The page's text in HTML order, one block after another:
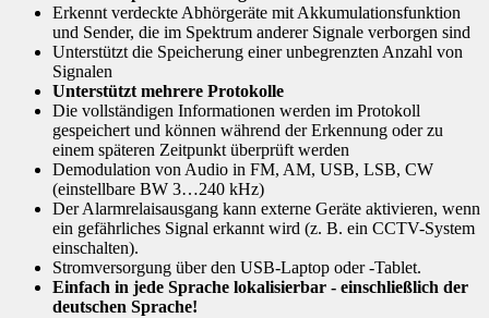
Erkennt verdeckte Abhörgeräte mit Akkumulationsfunktion
und Sender, die im Spektrum anderer Signale verborgen sind
Unterstützt die Speicherung einer unbegrenzten Anzahl von
Signalen
Unterstützt mehrere Protokolle
Die vollständigen Informationen werden im Protokoll
gespeichert und können während der Erkennung oder zu
einem späteren Zeitpunkt überprüft werden
Demodulation von Audio in FM, AM, USB, LSB, CW
(einstellbare BW 3…240 kHz)
Der Alarmrelaisausgang kann externe Geräte aktivieren, wenn
ein gefährliches Signal erkannt wird (z. B. ein CCTV-System
einschalten).
Stromversorgung über den USB-Laptop oder -Tablet.
Einfach in jede Sprache lokalisierbar - einschließlich der
deutschen Sprache!